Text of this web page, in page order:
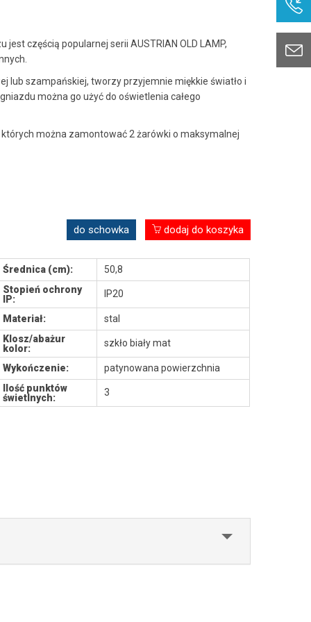
częścią popularnej serii AUSTRIAN OLD LAMP,
lub szampańskiej, tworzy przyjemnie miękkie światło i
można go użyć do oświetlenia całego
można zamontować 2 żarówki o maksymalnej
do schowka dodaj do koszyka
Średnica (cm):
50,8
Stopień ochrony
IP:
IP20
Materiał:
stal
Klosz/abażur
kolor:
szkło biały mat
Wykończenie:
patynowana powierzchnia
Ilość punktów
świetlnych:
3